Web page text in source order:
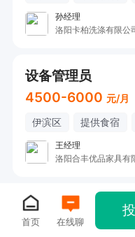
孙经理
洛阳卡柏洗涤有限公
设备管理员
4500-6000 元/月
伊滨区 提供食宿
王经理
洛阳合丰优品家具有
首页 在线聊